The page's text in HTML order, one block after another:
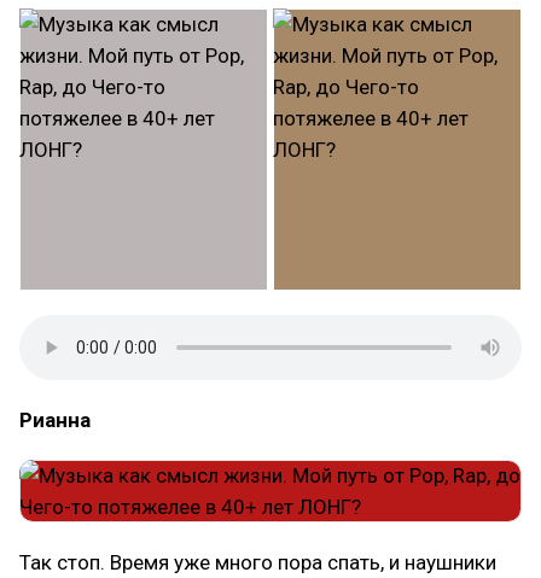
Рианна
Так стоп. Время уже много пора спать, и наушники